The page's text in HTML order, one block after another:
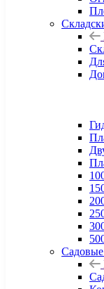
Садовые